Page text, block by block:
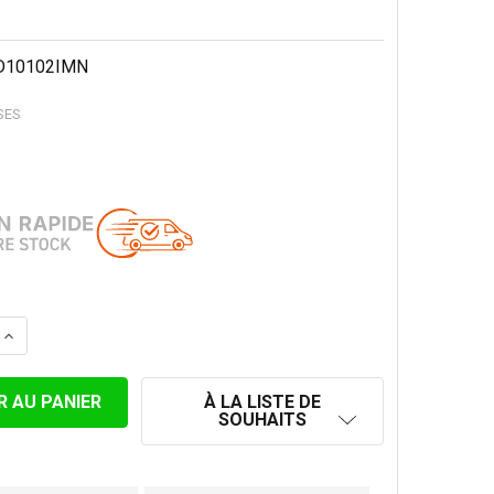
QUANTITÉ DE PLAT ADAPTATEUR FEMELLE SIMPLE -
AUGMENTER LA QUANTITÉ DE PLAT ADAPTATEUR
À LA LISTE DE
SOUHAITS